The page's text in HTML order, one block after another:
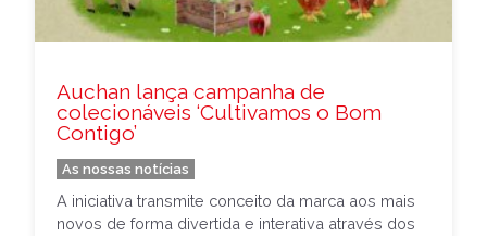
Auchan lança campanha de
colecionáveis ‘Cultivamos o Bom
Contigo’
As nossas notícias
A iniciativa transmite conceito da marca aos mais
novos de forma divertida e interativa através dos